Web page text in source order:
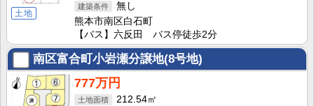
土地
無し
熊本市南区白石町
【バス】六反田 バス停徒歩2分
南区富合町小岩瀬分譲地(8号地)
777万円
212.54㎡